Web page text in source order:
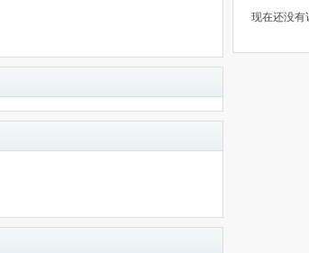
现在还没有